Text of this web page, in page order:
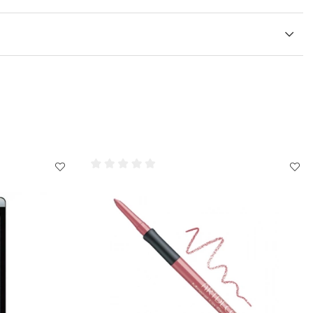
för att blanda in lösfransarna i din naturliga fransrad.
att du bara använder ett mycket tunt lager lim. Använd
ögon. Små ögon är bättre lämpade för mer subtila fransar.